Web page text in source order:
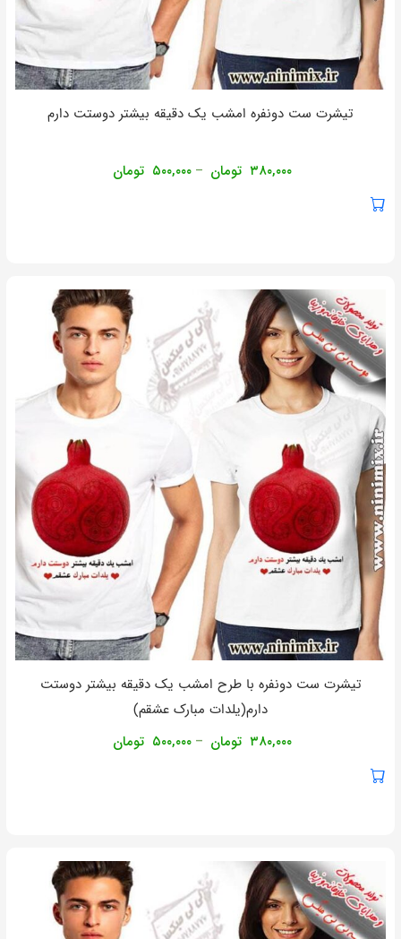
تیشرت ست دونفره امشب یک دقیقه بیشتر دوستت دارم
۳۸۰,۰۰۰ تومان – ۵۰۰,۰۰۰ تومان
تیشرت ست دونفره با طرح امشب یک دقیقه بیشتر دوستت
دارم(یلدات مبارک عشقم)
۳۸۰,۰۰۰ تومان – ۵۰۰,۰۰۰ تومان